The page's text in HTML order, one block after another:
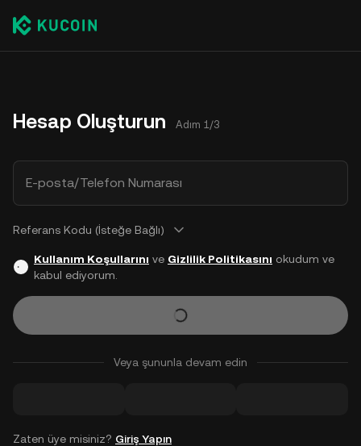
Hesap Oluşturun Adım 1/3
E-posta/Telefon Numarası
Referans Kodu (İsteğe Bağlı)
Kullanım Koşullarını ve Gizlilik Politikasını okudum ve
kabul ediyorum.
Veya şununla devam edin
Zaten üye misiniz? Giriş Yapın